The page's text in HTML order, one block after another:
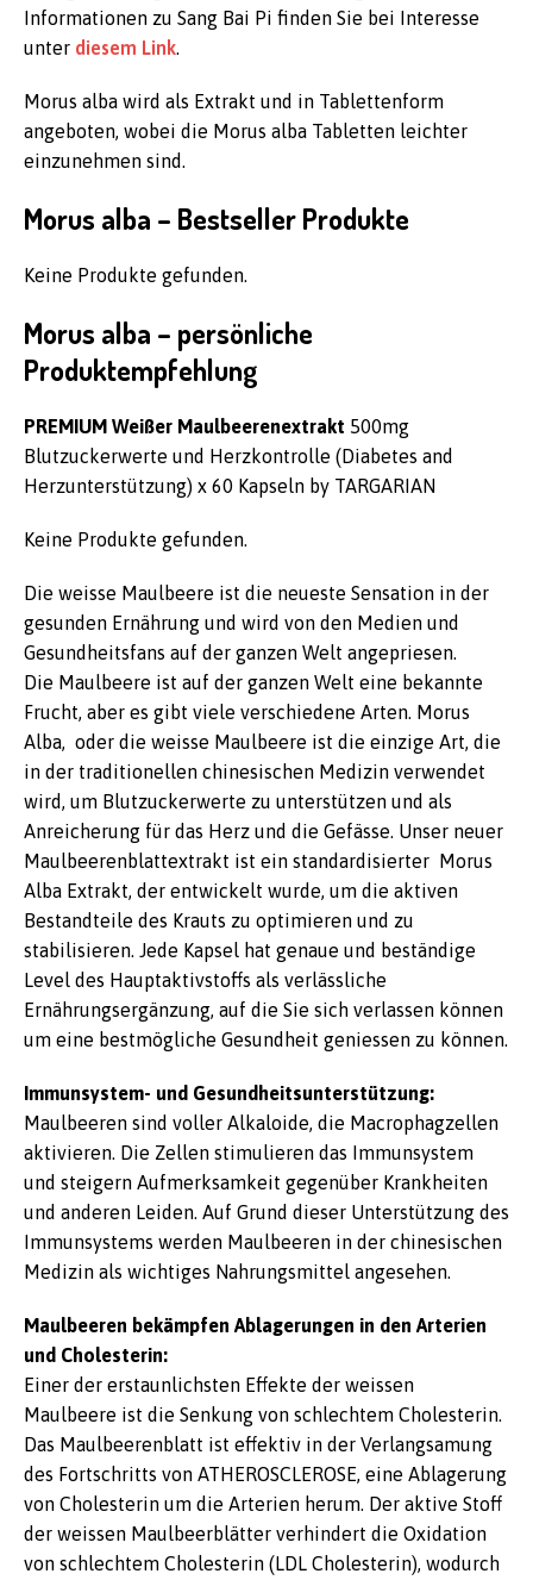
Informationen zu Sang Bai Pi finden Sie bei Interesse
unter diesem Link.
Morus alba wird als Extrakt und in Tablettenform
angeboten, wobei die Morus alba Tabletten leichter
einzunehmen sind.
Morus alba – Bestseller Produkte
Keine Produkte gefunden.
Morus alba – persönliche
Produktempfehlung
PREMIUM Weißer Maulbeerenextrakt 500mg
Blutzuckerwerte und Herzkontrolle (Diabetes and
Herzunterstützung) x 60 Kapseln by TARGARIAN
Keine Produkte gefunden.
Die weisse Maulbeere ist die neueste Sensation in der
gesunden Ernährung und wird von den Medien und
Gesundheitsfans auf der ganzen Welt angepriesen.
Die Maulbeere ist auf der ganzen Welt eine bekannte
Frucht, aber es gibt viele verschiedene Arten. Morus
Alba, oder die weisse Maulbeere ist die einzige Art, die
in der traditionellen chinesischen Medizin verwendet
wird, um Blutzuckerwerte zu unterstützen und als
Anreicherung für das Herz und die Gefässe. Unser neuer
Maulbeerenblattextrakt ist ein standardisierter Morus
Alba Extrakt, der entwickelt wurde, um die aktiven
Bestandteile des Krauts zu optimieren und zu
stabilisieren. Jede Kapsel hat genaue und beständige
Level des Hauptaktivstoffs als verlässliche
Ernährungsergänzung, auf die Sie sich verlassen können
um eine bestmögliche Gesundheit geniessen zu können.
Immunsystem- und Gesundheitsunterstützung:
Maulbeeren sind voller Alkaloide, die Macrophagzellen
aktivieren. Die Zellen stimulieren das Immunsystem
und steigern Aufmerksamkeit gegenüber Krankheiten
und anderen Leiden. Auf Grund dieser Unterstützung des
Immunsystems werden Maulbeeren in der chinesischen
Medizin als wichtiges Nahrungsmittel angesehen.
Maulbeeren bekämpfen Ablagerungen in den Arterien
und Cholesterin:
Einer der erstaunlichsten Effekte der weissen
Maulbeere ist die Senkung von schlechtem Cholesterin.
Das Maulbeerenblatt ist effektiv in der Verlangsamung
des Fortschritts von ATHEROSCLEROSE, eine Ablagerung
von Cholesterin um die Arterien herum. Der aktive Stoff
der weissen Maulbeerblätter verhindert die Oxidation
von schlechtem Cholesterin (LDL Cholesterin), wodurch